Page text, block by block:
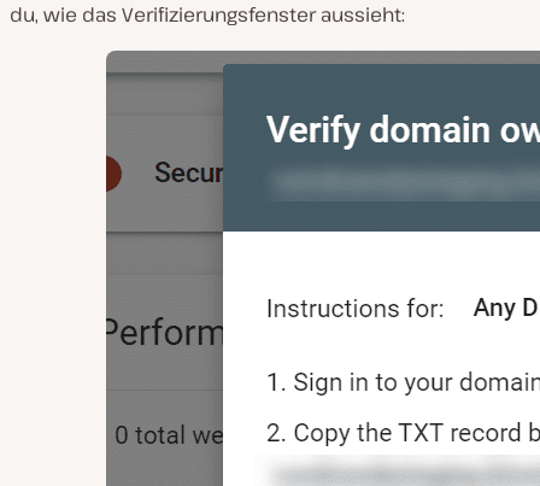
du, wie das Verifizierungsfenster aussieht: